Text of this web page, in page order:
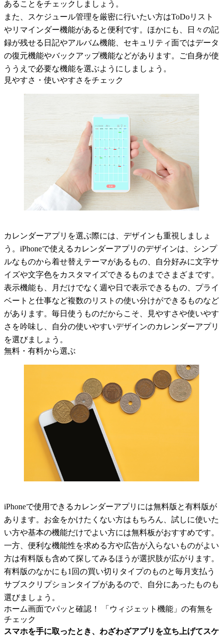
あることをチェックしましょう。
また、スケジュール管理を厳密に行いたい方はToDoリスト
やリマインダー機能があると便利です。ほかにも、日々の記
録が残せる日記やアルバム機能、セキュリティ面ではデータ
の復元機能やバックアップ機能などがあります。ご自身が使
ううえで必要な機能を選ぶようにしましょう。
見やすさ・使いやすさをチェック
カレンダーアプリを選ぶ際には、デザインも重視しましょ
う。iPhoneで使えるカレンダーアプリのデザインは、シンプ
ルなものから着せ替えテーマがあるもの、自分好みに文字サ
イズや文字色をカスタマイズできるものまでさまざまです。
表示機能も、月だけでなく週や日で表示できるもの、プライ
ベートと仕事など複数のリストの使い分けができるものなど
があります。毎日使うものだからこそ、見やすさや使いやす
さを吟味し、自分の使いやすいデザインのカレンダーアプリ
を選びましょう。
無料・有料から選ぶ
iPhoneで使用できるカレンダーアプリには無料版と有料版が
あります。お金をかけたくない方はもちろん、試しに使いた
い方や基本の機能だけでよい方には無料板がおすすめです。
一方、便利な機能性を求める方や広告が入らないものがよい
方は有料版も含めて探してみるほうが選択肢が広がります。
有料版のなかにも1回の買い切りタイプのものと毎月支払う
サブスクリプションタイプがあるので、自分にあったものも
選びましょう。
ホーム画面でパッと確認！ 「ウィジェット機能」の有無を
チェック
スマホを手に取ったとき、わざわざアプリを立ち上げてスケ